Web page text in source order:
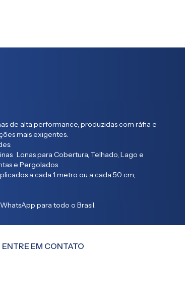
de alta performance, produzidas com ráfia e
mais exigentes.
Lonas para Cobertura, Telhado, Lago e
e Pergolados
a cada 1 metro ou a cada 50 cm,
para todo o Brasil.
ENTRE EM CONTATO